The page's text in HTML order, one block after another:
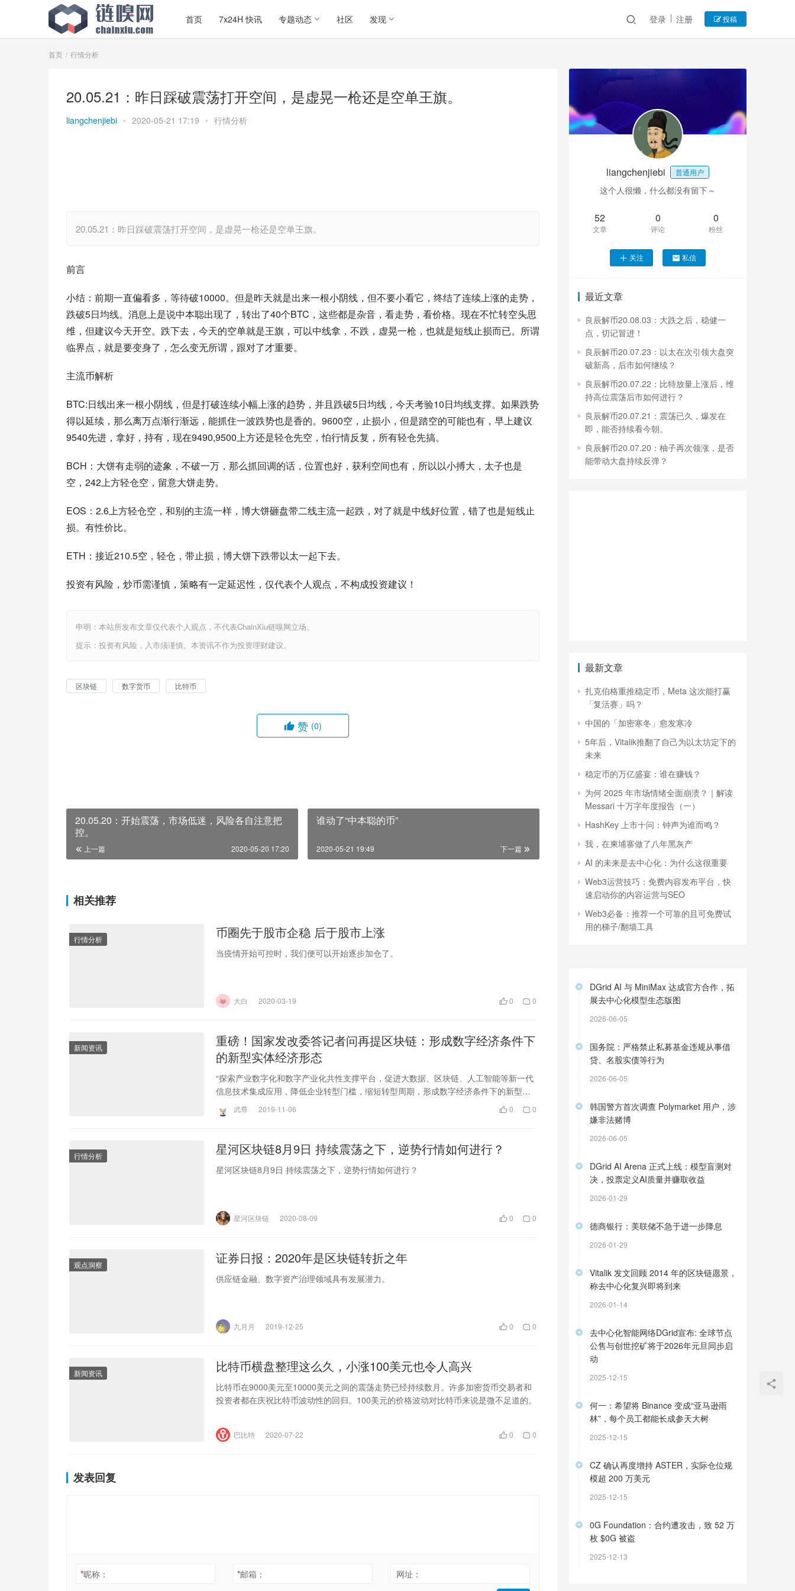
首页 7x24H 快讯 专题动态 社区 发现 登录 注册 投稿
首页 行情分析
20.05.21：昨日踩破震荡打开空间，是虚晃一枪还是空单王旗。
liangchenjiebi • 2020-05-21 17:19 • 行情分析
20.05.21：昨日踩破震荡打开空间，是虚晃一枪还是空单王旗。
前言
小结：前期一直偏看多，等待破10000。但是昨天就是出来一根小阴线，但不要小看它，终结了连续上涨的走势，
跌破5日均线。消息上是说中本聪出现了，转出了40个BTC，这些都是杂音，看走势，看价格。现在不忙转空头思
维，但建议今天开空。跌下去，今天的空单就是王旗，可以中线拿，不跌，虚晃一枪，也就是短线止损而已。所谓
临界点，就是要变身了，怎么变无所谓，跟对了才重要。
主流币解析
BTC:日线出来一根小阴线，但是打破连续小幅上涨的趋势，并且跌破5日均线，今天考验10日均线支撑。如果跌势
得以延续，那么离万点渐行渐远，能抓住一波跌势也是香的。9600空，止损小，但是踏空的可能也有，早上建议
9540先进，拿好，持有，现在9490,9500上方还是轻仓先空，怕行情反复，所有轻仓先搞。
BCH：大饼有走弱的迹象，不破一万，那么抓回调的话，位置也好，获利空间也有，所以以小搏大，太子也是
空，242上方轻仓空，留意大饼走势。
EOS：2.6上方轻仓空，和别的主流一样，博大饼砸盘带二线主流一起跌，对了就是中线好位置，错了也是短线止
损。有性价比。
ETH：接近210.5空，轻仓，带止损，博大饼下跌带以太一起下去。
投资有风险，炒币需谨慎，策略有一定延迟性，仅代表个人观点，不构成投资建议！
申明：本站所发布文章仅代表个人观点，不代表ChainXiu链嗅网立场。
提示：投资有风险，入市须谨慎。本资讯不作为投资理财建议。
区块链 数字货币 比特币
赞 (0)
20.05.20：开始震荡，市场低迷，风险各自注意把
控。
上一篇 2020-05-20 17:20
谁动了“中本聪的币”
下一篇
2020-05-21 19:49
相关推荐
行情分析 币圈先于股市企稳 后于股市上涨
当疫情开始可控时，我们便可以开始逐步加仓了。
大白 2020-03-19 0 0
新闻资讯
重磅！国家发改委答记者问再提区块链：形成数字经济条件下
的新型实体经济形态
“探索产业数字化和数字产业化共性支撑平台，促进大数据、区块链、人工智能等新一代
信息技术集成应用，降低企业转型门槛，缩短转型周期，形成数字经济条件下的新型实
体经济形态，培育发展新动能。”
武尊 2019-11-06 0 0
行情分析 星河区块链8月9日 持续震荡之下，逆势行情如何进行？
星河区块链8月9日 持续震荡之下，逆势行情如何进行？
星河区块链 2020-08-09 0 0
观点洞察 证券日报：2020年是区块链转折之年
供应链金融、数字资产治理领域具有发展潜力。
九月月 2019-12-25 0 0
新闻资讯 比特币横盘整理这么久，小涨100美元也令人高兴
比特币在9000美元至10000美元之间的震荡走势已经持续数月。许多加密货币交易者和
投资者都在庆祝比特币波动性的回归。100美元的价格波动对比特币来说是微不足道的。
巴比特 2020-07-22 0 0
发表回复
*昵称： *邮箱： 网址：
liangchenjiebi 普通用户
这个人很懒，什么都没有留下～
52
文章
0
评论
0
粉丝
关注 私信
最近文章
良辰解币20.08.03：大跌之后，稳健一
点，切记冒进！
良辰解币20.07.23：以太在次引领大盘突
破新高，后市如何继续？
良辰解币20.07.22：比特放量上涨后，维
持高位震荡后市如何进行？
良辰解币20.07.21：震荡已久，爆发在
即，能否持续看今朝。
良辰解币20.07.20：柚子再次领涨，是否
能带动大盘持续反弹？
最新文章
扎克伯格重推稳定币，Meta 这次能打赢
「复活赛」吗？
中国的「加密寒冬」愈发寒冷
5年后，Vitalik推翻了自己为以太坊定下的
未来
稳定币的万亿盛宴：谁在赚钱？
为何 2025 年市场情绪全面崩溃？｜解读
Messari 十万字年度报告（一）
HashKey 上市十问：钟声为谁而鸣？
我，在柬埔寨做了八年黑灰产
AI 的未来是去中心化：为什么这很重要
Web3运营技巧：免费内容发布平台，快
速启动你的内容运营与SEO
Web3必备：推荐一个可靠的且可免费试
用的梯子/翻墙工具
DGrid AI 与 MiniMax 达成官方合作，拓
展去中心化模型生态版图
2026-06-05
国务院：严格禁止私募基金违规从事借
贷、名股实债等行为
2026-06-05
韩国警方首次调查 Polymarket 用户，涉
嫌非法赌博
2026-06-05
DGrid AI Arena 正式上线：模型盲测对
决，投票定义AI质量并赚取收益
2026-01-29
德商银行：美联储不急于进一步降息
2026-01-29
Vitalik 发文回顾 2014 年的区块链愿景，
称去中心化复兴即将到来
2026-01-14
去中心化智能网络DGrid宣布: 全球节点
公售与创世挖矿将于2026年元旦同步启
动
2025-12-15
何一：希望将 Binance 变成“亚马逊雨
林”，每个员工都能长成参天大树
2025-12-15
CZ 确认再度增持 ASTER，实际仓位规
模超 200 万美元
2025-12-15
0G Foundation：合约遭攻击，致 52 万
枚 $0G 被盗
2025-12-13